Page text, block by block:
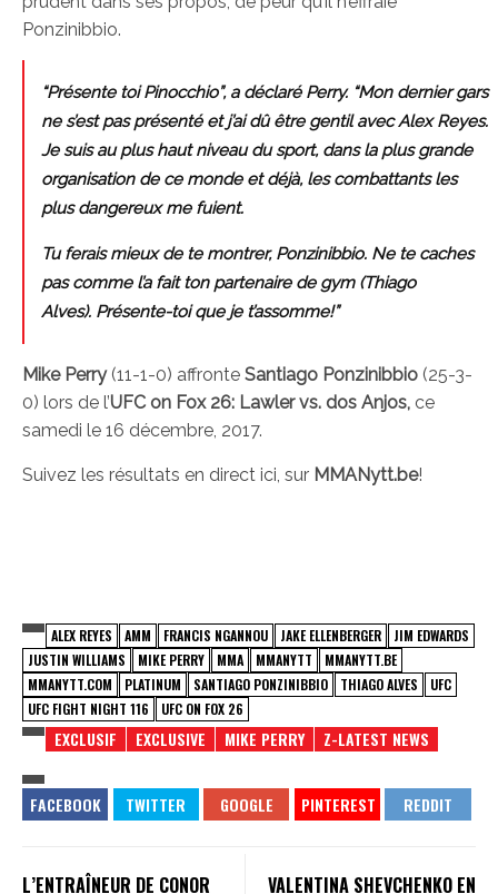
Ponzinibbio.
“Présente toi Pinocchio”, a déclaré Perry. “Mon dernier gars
ne s’est pas présenté et j’ai dû être gentil avec Alex Reyes.
Je suis au plus haut niveau du sport, dans la plus grande
organisation de ce monde et déjà, les combattants les
plus dangereux me fuient.
Tu ferais mieux de te montrer, Ponzinibbio. Ne te caches
pas comme l’a fait ton partenaire de gym (Thiago
Alves). Présente-toi que je t’assomme!”
Mike Perry(11-1-0) affronte Santiago Ponzinibbio (25-3-
0) lors de l’UFC on Fox 26: Lawler vs. dos Anjos, ce
samedi le 16 décembre, 2017.
Suivez les résultats en direct ici, sur MMANytt.be!
ALEX REYES AMM FRANCIS NGANNOU JAKE ELLENBERGER
JIM EDWARDS
JUSTIN WILLIAMS
MIKE PERRY MMA MMANYTT
MMANYTT.BE
MMANYTT.COM
PLATINUM SANTIAGO PONZINIBBIO THIAGO ALVES
UFC
UFC FIGHT NIGHT 116
UFC ON FOX 26
EXCLUSIF EXCLUSIVE MIKE PERRY Z-LATEST NEWS
L’ENTRAÎNEUR DE CONOR VALENTINA SHEVCHENKO EN